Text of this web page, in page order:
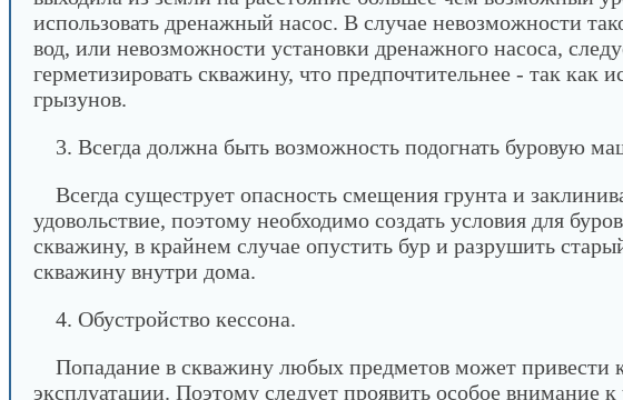
использовать дренажный насос. В случае невозможности
вод, или невозможности установки дренажного насоса,
герметизировать скважину, что предпочтительнее - так как
грызунов.
3. Всегда должна быть возможность подогнать буровую
Всегда сущеструет опасность смещения грунта и
удовольствие, поэтому необходимо создать условия для
скважину, в крайнем случае опустить бур и разрушить
скважину внутри дома.
4. Обустройство кессона.
Попадание в скважину любых предметов может привести
эксплуатации. Поэтому следует проявить особое внимание